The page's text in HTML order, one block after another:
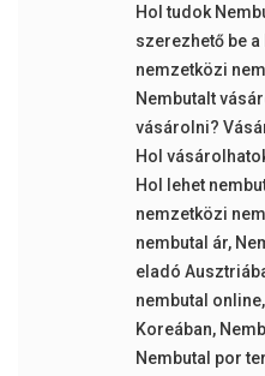
Hol tudok
szerezhető be
nemzetközi
Nembutalt
vásárolni?
Hol
Hol lehet
nemzetközi
nembutal ár,
eladó
nembutal online,
Koreában,
Nembutal por